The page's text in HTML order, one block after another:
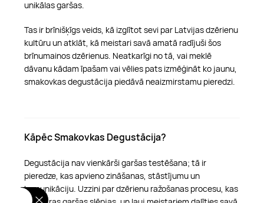
unikālas garšas.
Tas ir brīnišķīgs veids, kā izglītot sevi par Latvijas dzērienu
kultūru un atklāt, kā meistari savā amatā radījuši šos
brīnumainos dzērienus. Neatkarīgi no tā, vai meklē
dāvanu kādam īpašam vai vēlies pats izmēģināt ko jaunu,
smakovkas degustācija piedāvā neaizmirstamu pieredzi.
Kāpēc Smakovkas Degustācija?
Degustācija nav vienkārši garšas testēšana; tā ir
pieredze, kas apvieno zināšanas, stāstījumu un
komunikāciju. Uzzini par dzērienu ražošanas procesu, kas